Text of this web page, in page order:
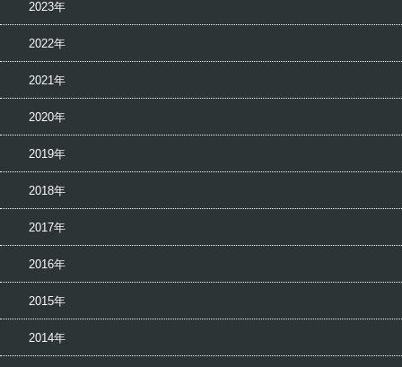
2023年
2022年
2021年
2020年
2019年
2018年
2017年
2016年
2015年
2014年